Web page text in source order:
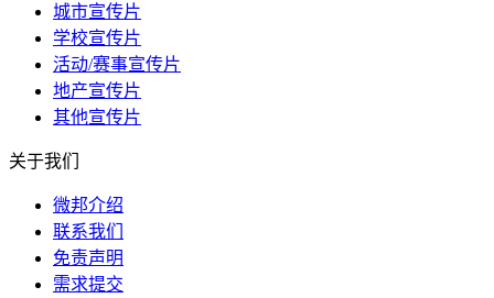
城市宣传片
学校宣传片
活动/赛事宣传片
地产宣传片
其他宣传片
关于我们
微邦介绍
联系我们
免责声明
需求提交